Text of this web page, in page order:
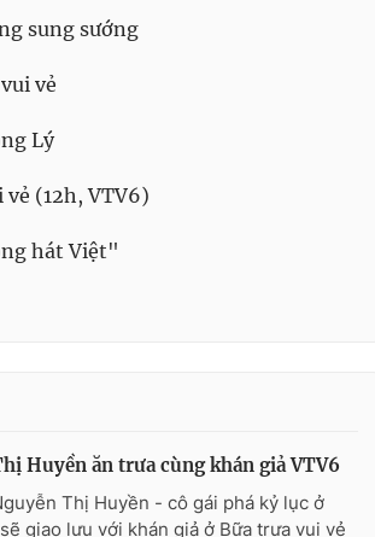
sung sướng
vẻ
Lý
(12h, VTV6)
hát Việt"
Huyền ăn trưa cùng khán giả VTV6
Thị Huyền - cô gái phá kỷ lục ở
giao lưu với khán giả ở Bữa trưa vui vẻ